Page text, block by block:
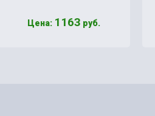
Цена: 1163 руб.